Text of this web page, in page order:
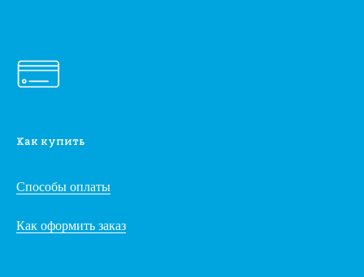
Как купить
Способы оплаты
Как оформить заказ